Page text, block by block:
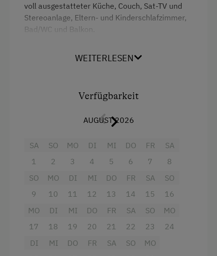
Kinder sind willkommen
Kinderprogramme
Bettwäsche vorhanden
Geschirr vorhanden
Kaffeemaschine
Mikrowelle
Geschirrspüler
Internet
voll ausgestatteter Küche, Couch, Sat-TV und
Stereoanlage, Eltern- und Kinderschlafzimmer,
Bad/WC und Balkon.
Aussicht auf eine Berglandschaft
Badewanne/Dusche kombiniert
Handtücher
Kinderbett
WEITERLESEN
Verfügbarkeit
AUGUST 2026
SA
1
SO
2
MO
3
DI
4
MI
5
DO
6
FR
7
SA
8
SO
9
MO
10
DI
11
MI
12
DO
13
FR
14
SA
15
SO
16
MO
17
DI
18
MI
19
DO
20
FR
21
SA
22
SO
23
MO
24
DI
MI
DO
FR
SA
SO
MO